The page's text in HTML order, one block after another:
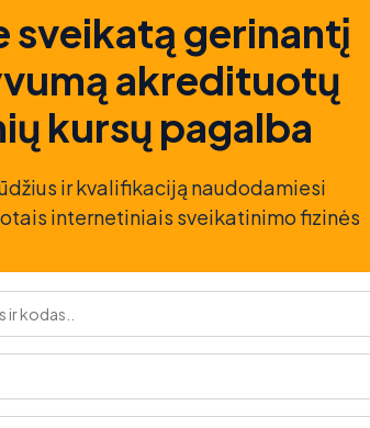
sveikatą gerinantį
akredituotų
kursų pagalba
ir kvalifikaciją naudodamiesi
internetiniais sveikatinimo fizinės